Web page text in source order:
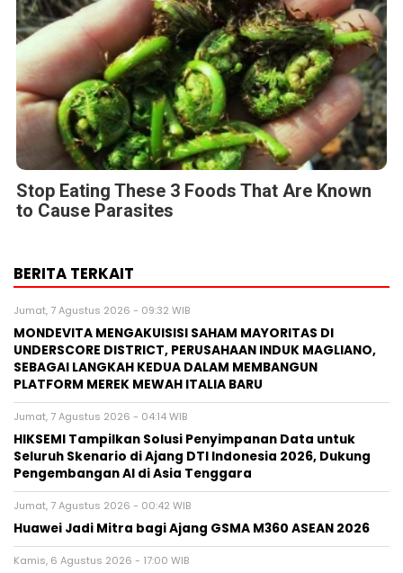
Stop Eating These 3 Foods That Are Known
to Cause Parasites
BERITA TERKAIT
Jumat, 7 Agustus 2026 - 09:32 WIB
MONDEVITA MENGAKUISISI SAHAM MAYORITAS DI
UNDERSCORE DISTRICT, PERUSAHAAN INDUK MAGLIANO,
SEBAGAI LANGKAH KEDUA DALAM MEMBANGUN
PLATFORM MEREK MEWAH ITALIA BARU
Jumat, 7 Agustus 2026 - 04:14 WIB
HIKSEMI Tampilkan Solusi Penyimpanan Data untuk
Seluruh Skenario di Ajang DTI Indonesia 2026, Dukung
Pengembangan AI di Asia Tenggara
Jumat, 7 Agustus 2026 - 00:42 WIB
Huawei Jadi Mitra bagi Ajang GSMA M360 ASEAN 2026
Kamis, 6 Agustus 2026 - 17:00 WIB